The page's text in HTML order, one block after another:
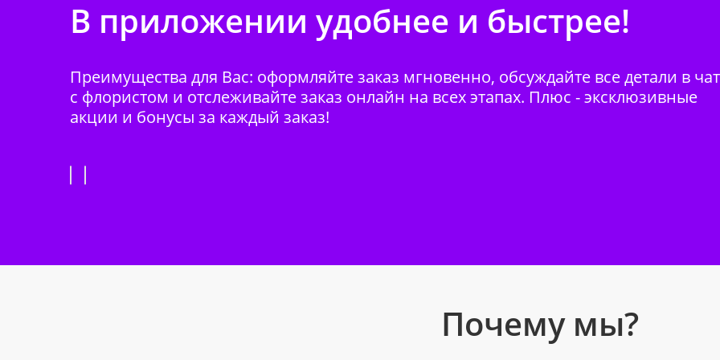
В приложении удобнее и быстрее!
Преимущества для Вас: оформляйте заказ мгновенно, обсуждайте все детали в
с флористом и отслеживайте заказ онлайн на всех этапах. Плюс - эксклюзивные
акции и бонусы за каждый заказ!
Почему мы?